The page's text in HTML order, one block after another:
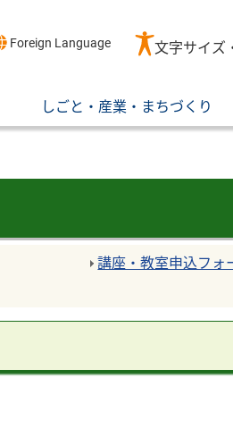
Foreign Language 文字サイズ
しごと・産業・まちづくり
講座・教室申込フォ